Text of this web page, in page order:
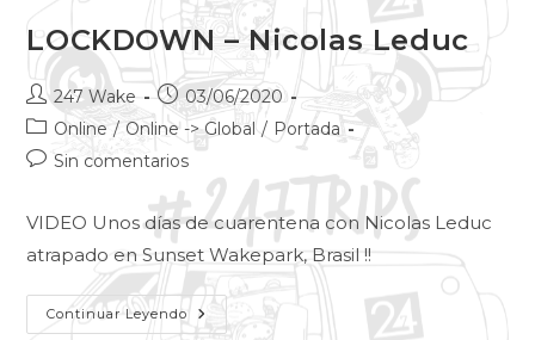
LOCKDOWN – Nicolas Leduc
247 Wake
03/06/2020
Online / Online -> Global / Portada
Sin comentarios
VIDEO Unos días de cuarentena con Nicolas Leduc
atrapado en Sunset Wakepark, Brasil !!
Continuar Leyendo